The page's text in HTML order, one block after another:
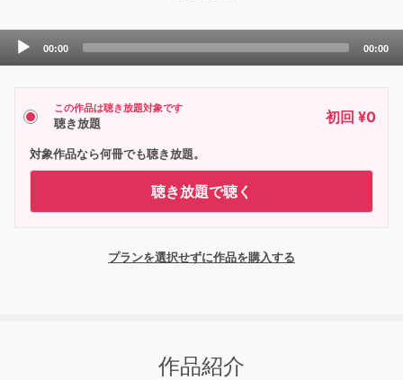
Audio
00:00 00:00
この作品は聴き放題対象です
聴き放題 初回 ¥0
対象作品なら何冊でも聴き放題。
聴き放題で聴く
プランを選択せずに作品を購入する
作品紹介